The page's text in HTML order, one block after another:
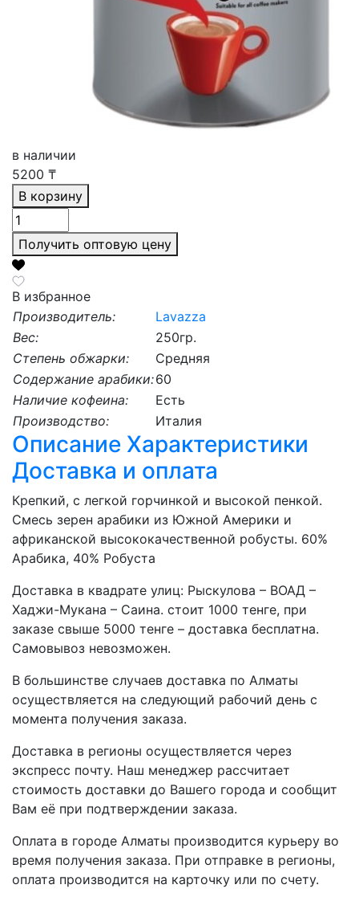
в наличии
5200 ₸
В корзину
Получить оптовую цену
В избранное
Производитель:
Lavazza
Вес:
250гр.
Степень обжарки:
Средняя
Содержание арабики:60
Наличие кофеина:
Есть
Производство:
Италия
Описание Характеристики
Доставка и оплата
Крепкий, с легкой горчинкой и высокой пенкой.
Смесь зерен арабики из Южной Америки и
африканской высококачественной робусты. 60%
Арабика, 40% Робуста
Доставка в квадрате улиц: Рыскулова – ВОАД –
Хаджи-Мукана – Саина. стоит 1000 тенге, при
заказе свыше 5000 тенге – доставка бесплатна.
Самовывоз невозможен.
В большинстве случаев доставка по Алматы
осуществляется на следующий рабочий день с
момента получения заказа.
Доставка в регионы осуществляется через
экспресс почту. Наш менеджер рассчитает
стоимость доставки до Вашего города и сообщит
Вам её при подтверждении заказа.
Оплата в городе Алматы производится курьеру во
время получения заказа. При отправке в регионы,
оплата производится на карточку или по счету.